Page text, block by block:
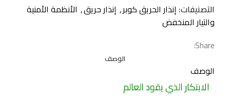
التصنيفات: إنذار الحريق كوبر, إنذار حريق, الأنظمة الأمنية
والتيار المنخفض
Share:
الوصف
الوصف
الابتكار الذي يقود العالم